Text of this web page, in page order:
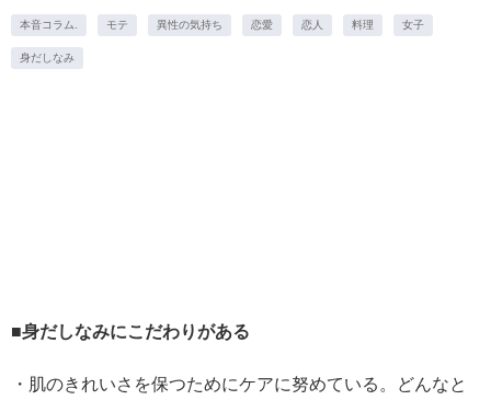
本音コラム. モテ 異性の気持ち 恋愛 恋人 料理 女子
身だしなみ
■身だしなみにこだわりがある
・肌のきれいさを保つためにケアに努めている。どんなと